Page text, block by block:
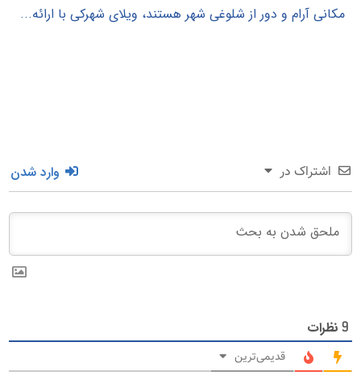
مکانی آرام و دور از شلوغی شهر هستند، ویلای شهرکی با ارائه...
اشتراک در وارد شدن
9نظرات
قدیمی‌ترین